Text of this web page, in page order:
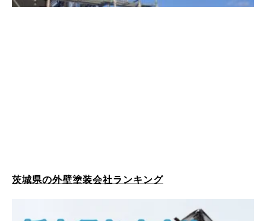
茨城県の外壁塗装会社ランキング